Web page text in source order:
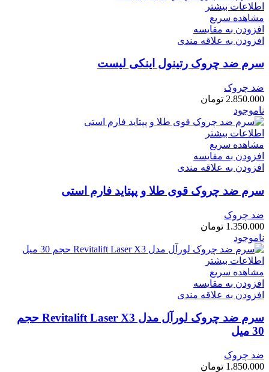
اطلاعات بیشتر
مشاهده سریع
افزودن به مقایسه
افزودن به علاقه مندی
سرم ضد چروک رتینول اینکی لیست
ضد چروک
2.850.000 تومان
ناموجود
اطلاعات بیشتر
مشاهده سریع
افزودن به مقایسه
افزودن به علاقه مندی
سرم ضد چروک قوی طلا و پپتاید فارم استی
ضد چروک
1.350.000 تومان
ناموجود
اطلاعات بیشتر
مشاهده سریع
افزودن به مقایسه
افزودن به علاقه مندی
سرم ضد چروک لورآل مدل Revitalift Laser X3 حجم
30 میل
ضد چروک
1.850.000 تومان